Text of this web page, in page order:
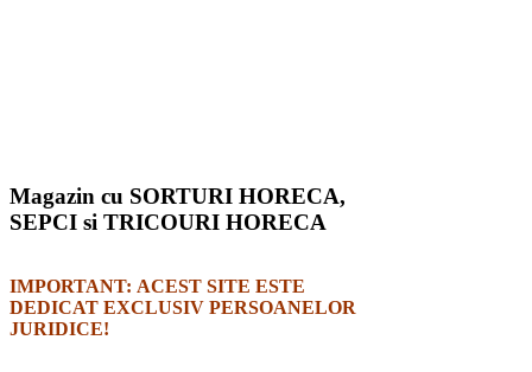
Magazin cu SORTURI HORECA,
SEPCI si TRICOURI HORECA
IMPORTANT: ACEST SITE ESTE
DEDICAT EXCLUSIV PERSOANELOR
JURIDICE!